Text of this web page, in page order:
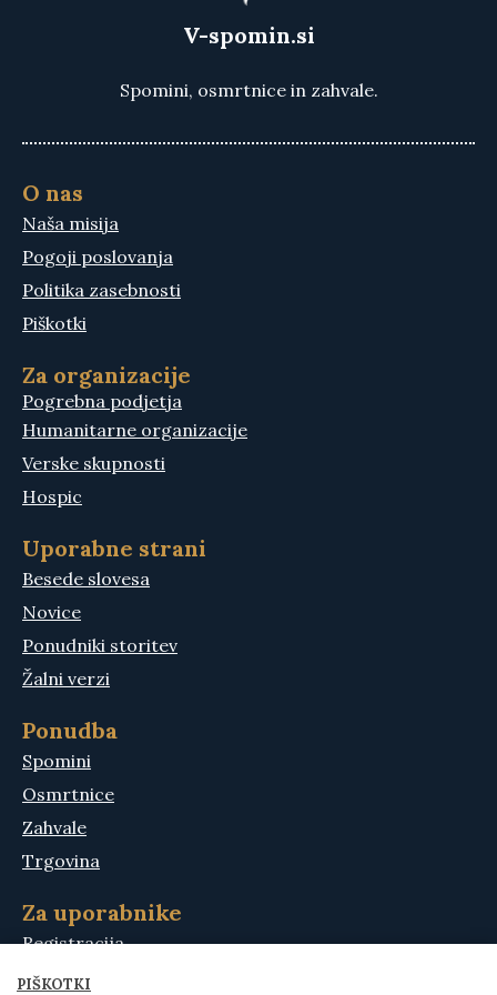
V-spomin.si
Spomini, osmrtnice in zahvale.
O nas
Naša misija
Pogoji poslovanja
Politika zasebnosti
Piškotki
Za organizacije
Pogrebna podjetja
Humanitarne organizacije
Verske skupnosti
Hospic
Uporabne strani
Besede slovesa
Novice
Ponudniki storitev
Žalni verzi
Ponudba
Spomini
Osmrtnice
Zahvale
Trgovina
Za uporabnike
Registracija
Moj račun
PIŠKOTKI